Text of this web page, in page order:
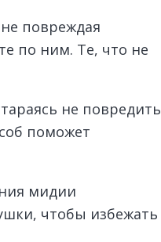
повреждая
по ним. Те, что не
не повредить
поможет
мидии
чтобы избежать